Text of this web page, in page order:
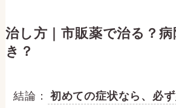
治し方｜市販薬で治る？
き？
結論： 初めての症状なら、必ず